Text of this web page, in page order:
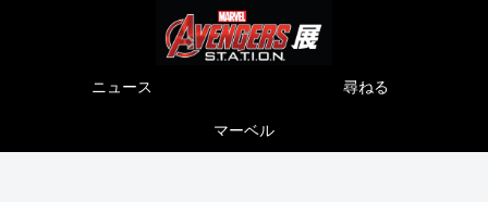
ニュース 尋ねる
マーベル